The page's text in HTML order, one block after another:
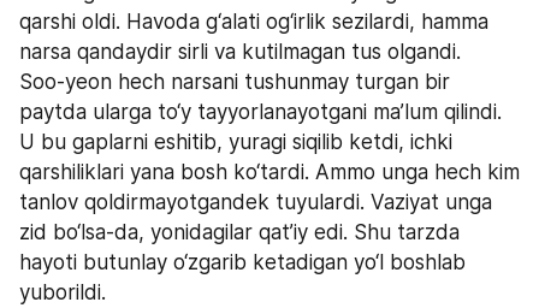
qarshi oldi. Havoda g‘alati og‘irlik sezilardi, hamma
narsa qandaydir sirli va kutilmagan tus olgandi.
Soo-yeon hech narsani tushunmay turgan bir
paytda ularga to‘y tayyorlanayotgani ma’lum qilindi.
U bu gaplarni eshitib, yuragi siqilib ketdi, ichki
qarshiliklari yana bosh ko‘tardi. Ammo unga hech kim
tanlov qoldirmayotgandek tuyulardi. Vaziyat unga
zid bo‘lsa-da, yonidagilar qat’iy edi. Shu tarzda
hayoti butunlay o‘zgarib ketadigan yo‘l boshlab
yuborildi.